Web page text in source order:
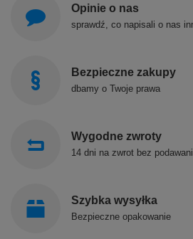
Opinie o nas
sprawdź, co napisali o nas
Bezpieczne zakupy
dbamy o Twoje prawa
Wygodne zwroty
14 dni na zwrot bez
Szybka wysyłka
Bezpieczne opakowanie